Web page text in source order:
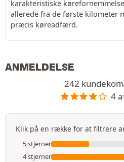
karakteristiske
allerede fra de første kilometer
præcis køreadfærd.
ANMELDELSE
242
4
Klik på en række for at filtrere
5 stjerner
4 stjerner